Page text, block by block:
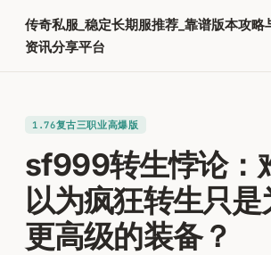
内
传奇私服_稳定长期服推荐_靠谱版本攻略
资讯分享平台
1.76复古三职业高爆版
sf999转生悖论：
以为疯狂转生只是
更高级的装备？